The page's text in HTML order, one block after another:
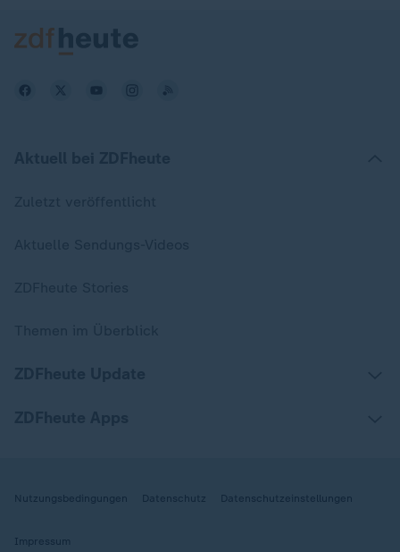
Nutzungsbedingungen Datenschutz Datenschutzeinstellungen
Impressum